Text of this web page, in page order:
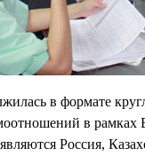
в формате
в рамках
Россия,